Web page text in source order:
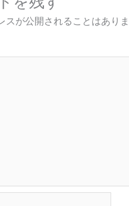
スが公開されることはありま